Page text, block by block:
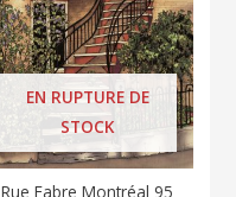
EN RUPTURE DE
STOCK
Rue Fabre Montréal 95